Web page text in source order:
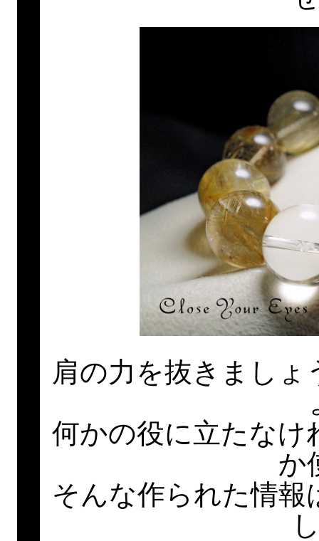
肩の力を抜きまし
何かの役に立たな
か
そんな作られた情